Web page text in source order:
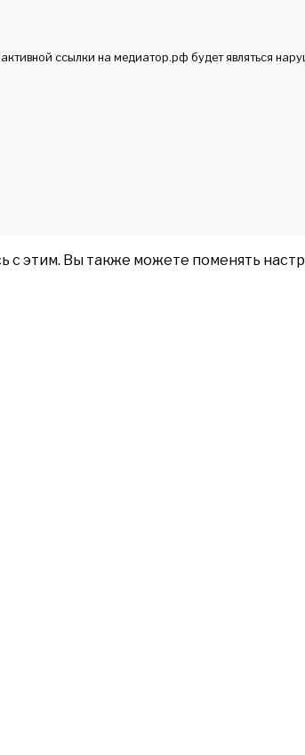
ссылки на медиатор.рф будет являться
этим. Вы также можете поменять